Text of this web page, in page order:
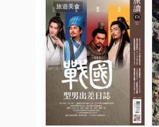
旅遊美食